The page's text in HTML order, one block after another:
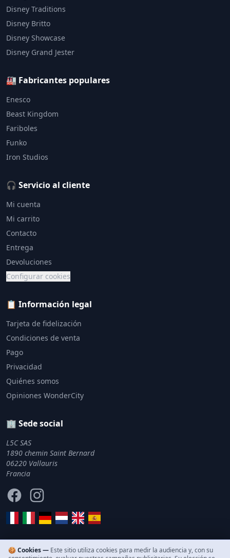
Disney Traditions
Disney Britto
Disney Showcase
Disney Grand Jester
🏭 Fabricantes populares
Enesco
Beast Kingdom
Fariboles
Funko
Iron Studios
🎧 Servicio al cliente
Mi cuenta
Mi carrito
Contacto
Entrega
Devoluciones
Configurar cookies
📋 Información legal
Tarjeta de fidelización
Condiciones de venta
Pago
Privacidad
Quiénes somos
Opiniones WonderCity
🏢 Sede social
L5C SAS
1890 chemin Saint Bernard
06220 Vallauris
Francia
FacebookInstagram
🍪 Cookies — Este sitio utiliza cookies para medir la audiencia y, con su